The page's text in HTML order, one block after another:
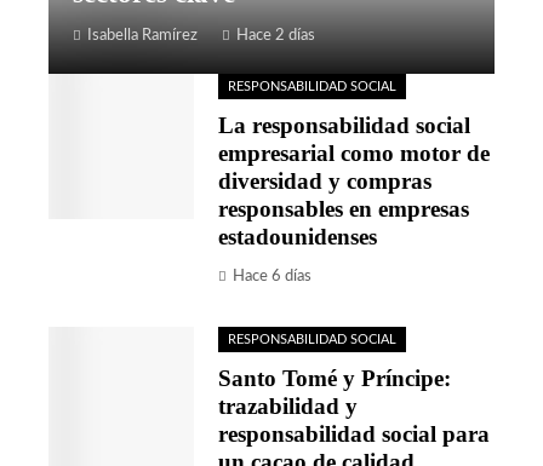
Isabella Ramírez Hace 2 días
RESPONSABILIDAD SOCIAL
La responsabilidad social
empresarial como motor de
diversidad y compras
responsables en empresas
estadounidenses
Hace 6 días
RESPONSABILIDAD SOCIAL
Santo Tomé y Príncipe:
trazabilidad y
responsabilidad social para